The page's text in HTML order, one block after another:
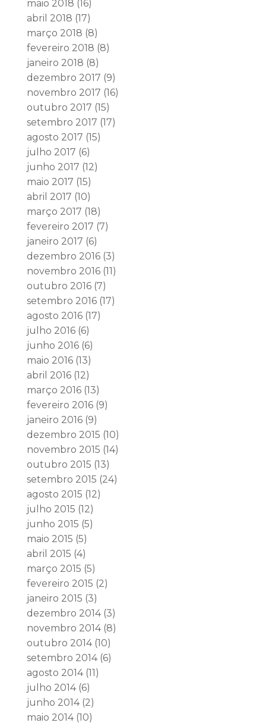
maio 2018 (16)
abril 2018 (17)
março 2018 (8)
fevereiro 2018 (8)
janeiro 2018 (8)
dezembro 2017 (9)
novembro 2017 (16)
outubro 2017 (15)
setembro 2017 (17)
agosto 2017 (15)
julho 2017 (6)
junho 2017 (12)
maio 2017 (15)
abril 2017 (10)
março 2017 (18)
fevereiro 2017 (7)
janeiro 2017 (6)
dezembro 2016(3)
novembro 2016(11)
outubro 2016(7)
setembro 2016(17)
agosto 2016(17)
julho 2016(6)
junho 2016(6)
maio 2016(13)
abril 2016(12)
março 2016(13)
fevereiro 2016(9)
janeiro 2016(9)
dezembro 2015 (10)
novembro 2015 (14)
outubro 2015 (13)
setembro 2015 (24)
agosto 2015 (12)
julho 2015 (12)
junho 2015 (5)
maio 2015 (5)
abril 2015 (4)
março 2015 (5)
fevereiro 2015 (2)
janeiro 2015 (3)
dezembro 2014(3)
novembro 2014(8)
outubro 2014(10)
setembro 2014(6)
agosto 2014(11)
julho 2014(6)
junho 2014(2)
maio 2014(10)